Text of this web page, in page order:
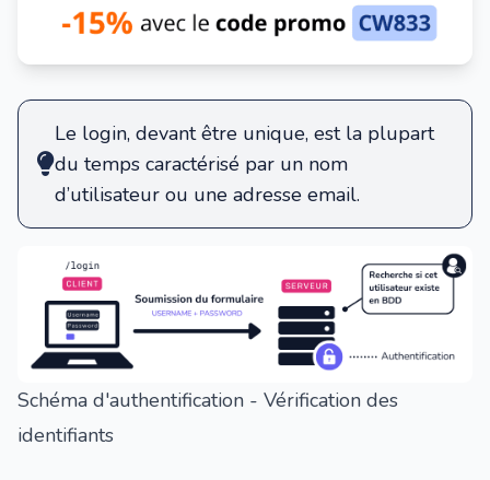
Le login, devant être unique, est la plupart
du temps caractérisé par un nom
d’utilisateur ou une adresse email.
Schéma d'authentification - Vérification des
identifiants